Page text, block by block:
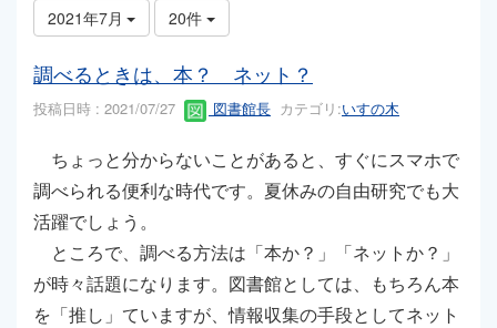
2021年7月 20件
調べるときは、本？ ネット？
投稿日時 : 2021/07/27 図書館長 カテゴリ:いすの木
ちょっと分からないことがあると、すぐにスマホで
調べられる便利な時代です。夏休みの自由研究でも大
活躍でしょう。
ところで、調べる方法は「本か？」「ネットか？」
が時々話題になります。図書館としては、もちろん本
を「推し」ていますが、情報収集の手段としてネット